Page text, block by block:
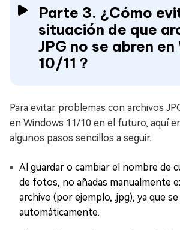
Parte 3. ¿Cómo
situación de que
JPG no se abren
10/11？
Para evitar problemas con archivos
en Windows 11/10 en el futuro, aquí
algunos pasos sencillos a seguir.
Al guardar o cambiar el nombre de
de fotos, no añadas manualmente
archivo (por ejemplo, .jpg), ya que
automáticamente.